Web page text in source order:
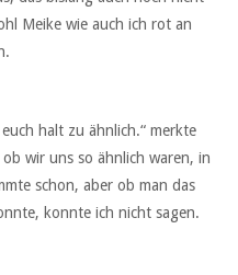
Meike wie auch ich rot an
halt zu ähnlich.“ merkte
wir uns so ähnlich waren, in
schon, aber ob man das
konnte ich nicht sagen.